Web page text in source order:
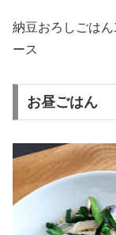
納豆おろしごは
ース
お昼ごはん